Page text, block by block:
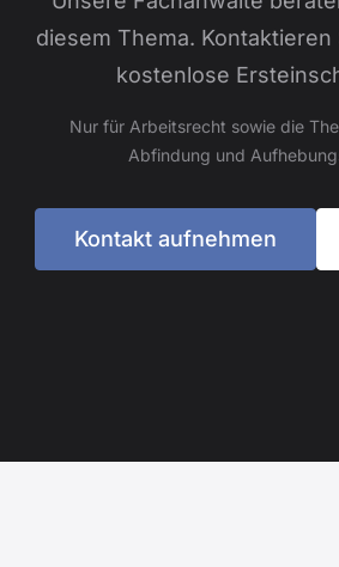
diesem Thema.
kostenlose
Nur für Arbeitsrecht sowie die
Abfindung und
Kontakt aufnehmen